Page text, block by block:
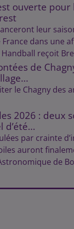
ouverte pour
leur
dans une
Handball reçoit
de
le Chagny des
2026 : deux
d’été...
par crainte
auront
de